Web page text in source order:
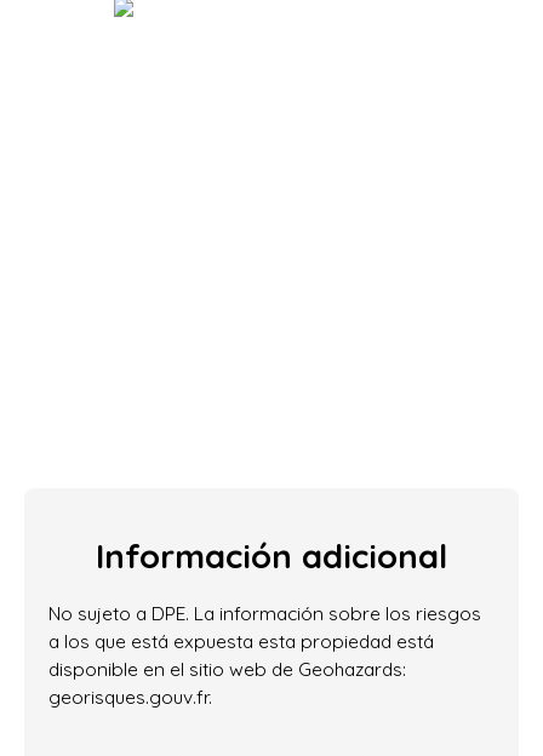
Información adicional
No sujeto a DPE. La información sobre los riesgos
a los que está expuesta esta propiedad está
disponible en el sitio web de Geohazards:
georisques.gouv.fr.